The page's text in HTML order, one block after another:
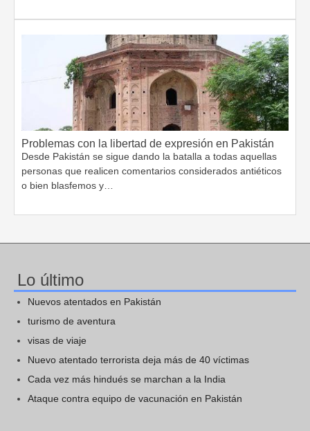
Problemas con la libertad de expresión en Pakistán
Desde Pakistán se sigue dando la batalla a todas aquellas
personas que realicen comentarios considerados antiéticos
o bien blasfemos y…
Lo último
Nuevos atentados en Pakistán
turismo de aventura
visas de viaje
Nuevo atentado terrorista deja más de 40 víctimas
Cada vez más hindués se marchan a la India
Ataque contra equipo de vacunación en Pakistán